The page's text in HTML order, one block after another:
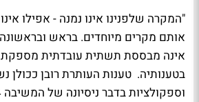
"המקרה שלפנינו אינו נמנה - אפילו
אותם מקרים מיוחדים. בראש
אינה מבססת תשתית עובדתית
בטענותיה. טענות העותרת רובן ככולן